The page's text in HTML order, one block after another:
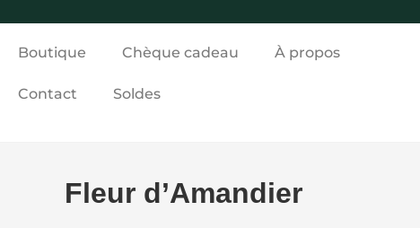
Boutique Chèque cadeau À propos
Contact Soldes
Fleur d’Amandier